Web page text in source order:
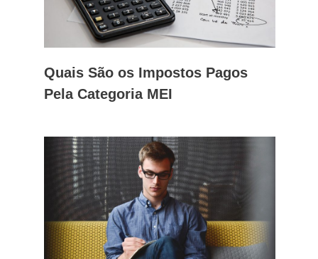
Quais São os Impostos Pagos
Pela Categoria MEI